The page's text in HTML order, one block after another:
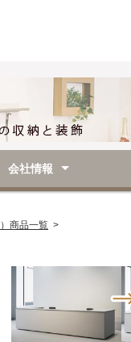
会社情報
商品一覧 >